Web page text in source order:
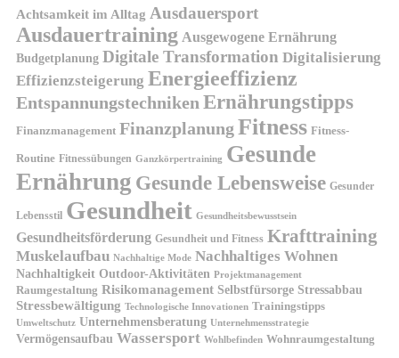
Achtsamkeit im Alltag Ausdauersport
Ausdauertraining Ausgewogene Ernährung
Budgetplanung Digitale Transformation Digitalisierung
Effizienzsteigerung Energieeffizienz
Entspannungstechniken Ernährungstipps
Finanzmanagement Finanzplanung Fitness Fitness-
Routine Fitnessübungen Ganzkörpertraining Gesunde
Ernährung Gesunde Lebensweise Gesunder
Lebensstil Gesundheit Gesundheitsbewusstsein
Gesundheitsförderung Gesundheit und Fitness Krafttraining
Muskelaufbau Nachhaltige Mode Nachhaltiges Wohnen
Nachhaltigkeit Outdoor-Aktivitäten Projektmanagement
Raumgestaltung Risikomanagement Selbstfürsorge Stressabbau
Stressbewältigung Technologische Innovationen Trainingstipps
Umweltschutz Unternehmensberatung Unternehmensstrategie
Vermögensaufbau Wassersport Wohlbefinden Wohnraumgestaltung